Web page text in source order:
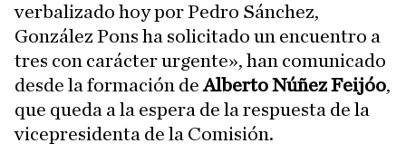
verbalizado hoy por Pedro Sánchez,
González Pons ha solicitado un encuentro a
tres con carácter urgente», han comunicado
desde la formación deAlberto Núñez Feijóo,
que queda a la espera de la respuesta de la
vicepresidenta de la Comisión.